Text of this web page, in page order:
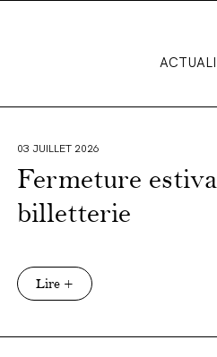
03 JUILLET 2026
Fermeture
billetterie
Lire +